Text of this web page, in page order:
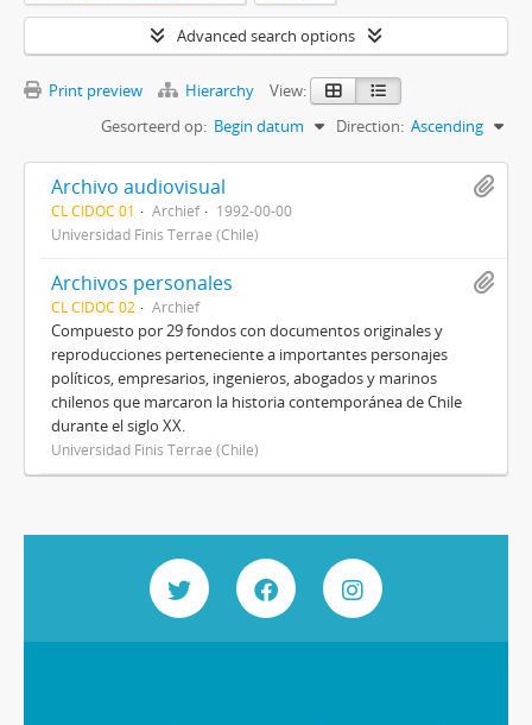
Advanced search options
Print preview Hierarchy
View:
Gesorteerd op: Begin datum Direction: Ascending
Archivo audiovisual
CL CIDOC 01 Archief
1992-00-00
Universidad Finis Terrae (Chile)
Archivos personales
CL CIDOC 02 Archief
Compuesto por 29 fondos con documentos originales y
reproducciones perteneciente a importantes personajes
políticos, empresarios, ingenieros, abogados y marinos
chilenos que marcaron la historia contemporánea de Chile
durante el siglo XX.
Universidad Finis Terrae (Chile)